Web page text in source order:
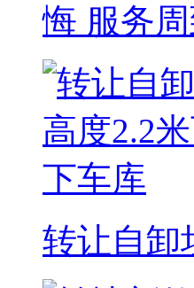
悔 服务周
转让自卸